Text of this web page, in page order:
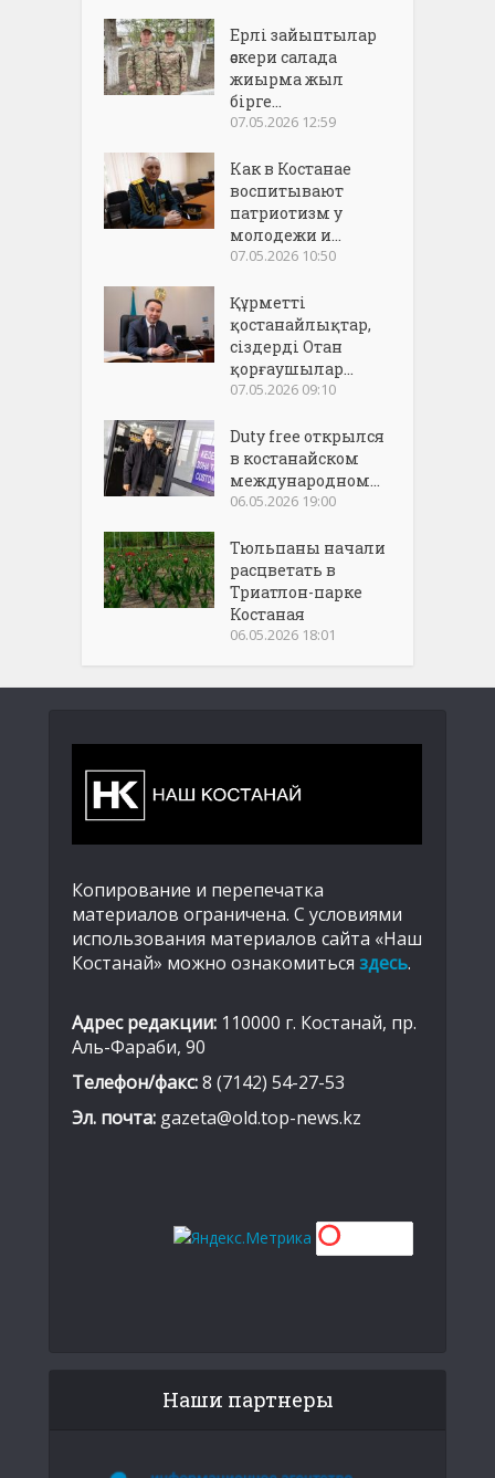
Ерлі зайыптылар
әскери салада
жиырма жыл
бірге...
07.05.2026 12:59
Как в Костанае
воспитывают
патриотизм у
молодежи и...
07.05.2026 10:50
Құрметті
қостанайлықтар,
сіздерді Отан
қорғаушылар...
07.05.2026 09:10
Duty free открылся
в костанайском
международном...
06.05.2026 19:00
Тюльпаны начали
расцветать в
Триатлон-парке
Костаная
06.05.2026 18:01
Копирование и перепечатка
материалов ограничена. С условиями
использования материалов сайта «Наш
Костанай» можно ознакомиться здесь.
Адрес редакции: 110000 г. Костанай, пр.
Аль-Фараби, 90
Телефон/факс:8 (7142) 54-27-53
Эл. почта: gazeta@old.top-news.kz
Наши партнеры